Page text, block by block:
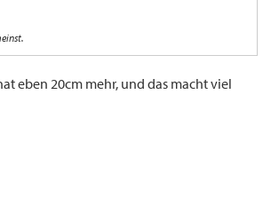
eben 20cm mehr, und das macht viel